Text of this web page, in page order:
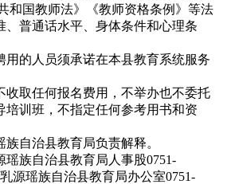
和国教师法》《教师资格条例》等法
、普通话水平、身体条件和心理条
用的人员须承诺在本县教育系统服务
收取任何报名费用，不举办也不委托
培训班，不指定任何参考用书和资
族自治县教育局负责解释。
瑶族自治县教育局人事股0751-
源瑶族自治县教育局办公室0751-